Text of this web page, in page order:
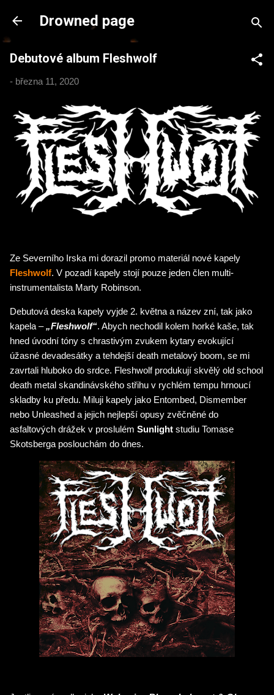
Přeskočit na hlavní obsah
Drowned page
Debutové album Fleshwolf
- března 11, 2020
Ze Severního Irska mi dorazil promo materiál nové kapely
Fleshwolf. V pozadí kapely stojí pouze jeden člen multi-
instrumentalista Marty Robinson.
Debutová deska kapely vyjde 2. května a název zní, tak jako
kapela –„Fleshwolf“. Abych nechodil kolem horké kaše, tak
hned úvodní tóny s chrastivým zvukem kytary evokující
úžasné devadesátky a tehdejší death metalový boom, se mi
zavrtali hluboko do srdce. Fleshwolf produkují skvělý old school
death metal skandinávského střihu v rychlém tempu hrnoucí
skladby ku předu. Miluji kapely jako Entombed, Dismember
nebo Unleashed a jejich nejlepší opusy zvěčněné do
asfaltových drážek v proslulém Sunlight studiu Tomase
Skotsberga poslouchám do dnes.